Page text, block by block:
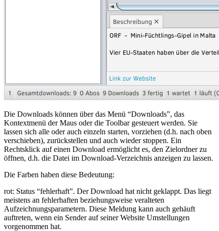
Die Downloads können über das Menü “Downloads”, das
Kontextmenü der Maus oder die Toolbar gesteuert werden. Sie
lassen sich alle oder auch einzeln starten, vorziehen (d.h. nach oben
verschieben), zurückstellen und auch wieder stoppen. Ein
Rechtsklick auf einen Download ermöglicht es, den Zielordner zu
öffnen, d.h. die Datei im Download-Verzeichnis anzeigen zu lassen.
Die Farben haben diese Bedeutung:
rot: Status “fehlerhaft”. Der Download hat nicht geklappt. Das liegt
meistens an fehlerhaften beziehungsweise veralteten
Aufzeichnungsparametern. Diese Meldung kann auch gehäuft
auftreten, wenn ein Sender auf seiner Website Umstellungen
vorgenommen hat.